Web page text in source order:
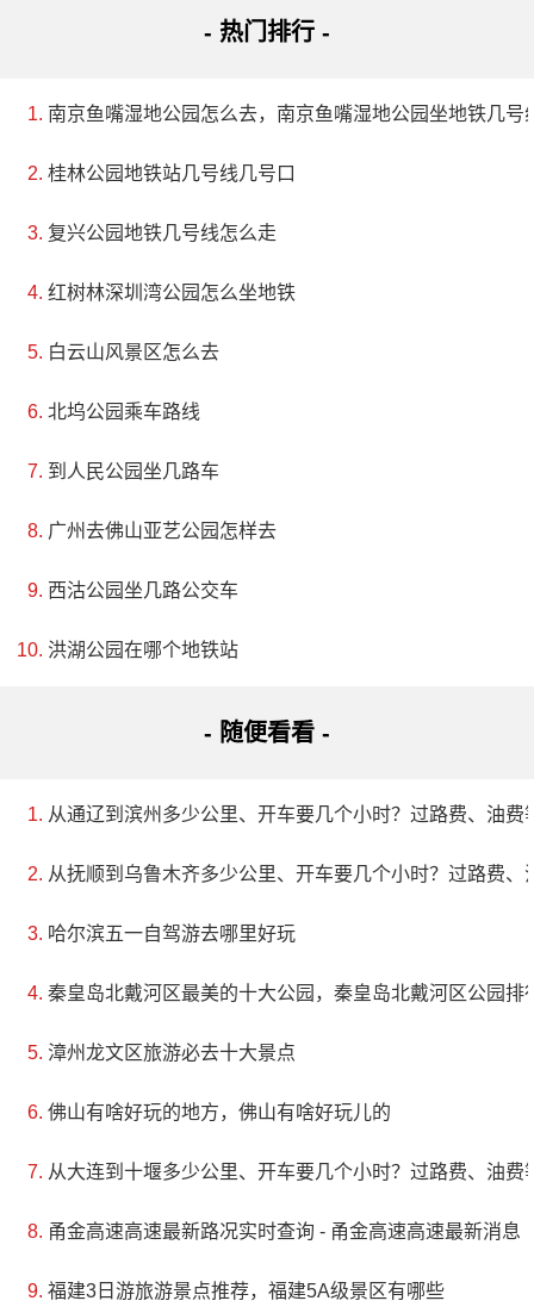
- 热门排行 -
南京鱼嘴湿地公园怎么去，南京鱼嘴湿地公园坐地铁几号
桂林公园地铁站几号线几号口
复兴公园地铁几号线怎么走
红树林深圳湾公园怎么坐地铁
白云山风景区怎么去
北坞公园乘车路线
到人民公园坐几路车
广州去佛山亚艺公园怎样去
西沽公园坐几路公交车
洪湖公园在哪个地铁站
- 随便看看 -
从通辽到滨州多少公里、开车要几个小时？过路费、油费
从抚顺到乌鲁木齐多少公里、开车要几个小时？过路费、
哈尔滨五一自驾游去哪里好玩
秦皇岛北戴河区最美的十大公园，秦皇岛北戴河区公园排
漳州龙文区旅游必去十大景点
佛山有啥好玩的地方，佛山有啥好玩儿的
从大连到十堰多少公里、开车要几个小时？过路费、油费
甬金高速高速最新路况实时查询 - 甬金高速高速最新消息
福建3日游旅游景点推荐，福建5A级景区有哪些